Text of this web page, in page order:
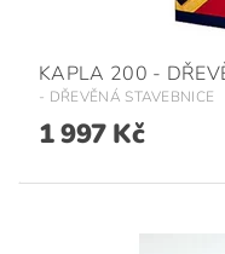
KAPLA 200 -
- DŘEVĚNÁ STAVEBNICE
1 997 Kč